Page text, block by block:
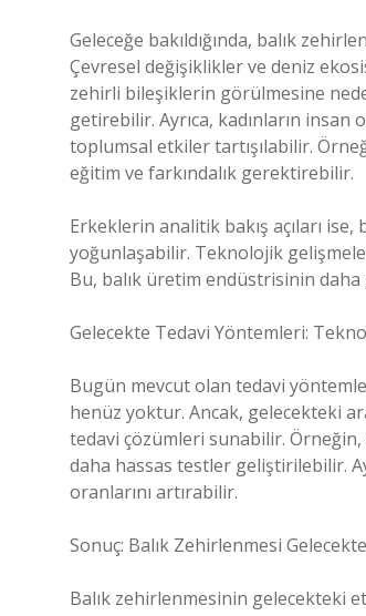
Geleceğe bakıldığında, balık
Çevresel değişiklikler ve deniz
zehirli bileşiklerin görülmesine
getirebilir. Ayrıca, kadınların insan
toplumsal etkiler tartışılabilir.
eğitim ve farkındalık gerektirebilir.
Erkeklerin analitik bakış açıları
yoğunlaşabilir. Teknolojik
Bu, balık üretim endüstrisinin
Gelecekte Tedavi Yöntemleri:
Bugün mevcut olan tedavi
henüz yoktur. Ancak, gelecekteki
tedavi çözümleri sunabilir. Örneğin,
daha hassas testler geliştirilebilir.
oranlarını artırabilir.
Sonuç: Balık Zehirlenmesi
Balık zehirlenmesinin gelecekteki